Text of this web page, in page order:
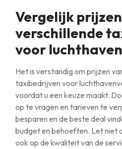
Vergelijk
verschillende
voor
Het is verstandig om prijzen
taxibedrijven voor
voordat u een keuze maakt.
op te vragen en tarieven te
besparen en de beste deal
budget en behoeften. Let niet
ook op de kwaliteit van de